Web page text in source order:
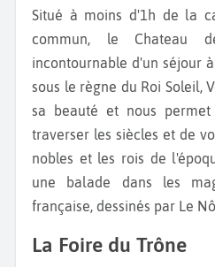
Situé à moins d'1h de la capitale en transport en
commun, le Chateau
incontournable d'un séjour
sous le règne du Roi Soleil,
sa beauté et nous
traverser les siècles et de
nobles et les rois de
une balade dans les
française, dessinés par Le
La Foire du Trône